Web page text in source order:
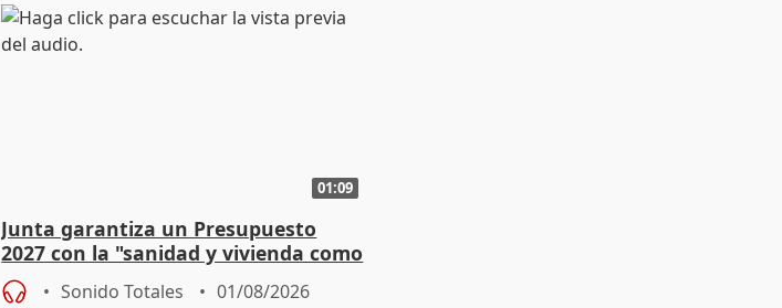
01:09
Junta garantiza un Presupuesto
2027 con la "sanidad y vivienda como
prioridades"
Sonido Totales 01/08/2026